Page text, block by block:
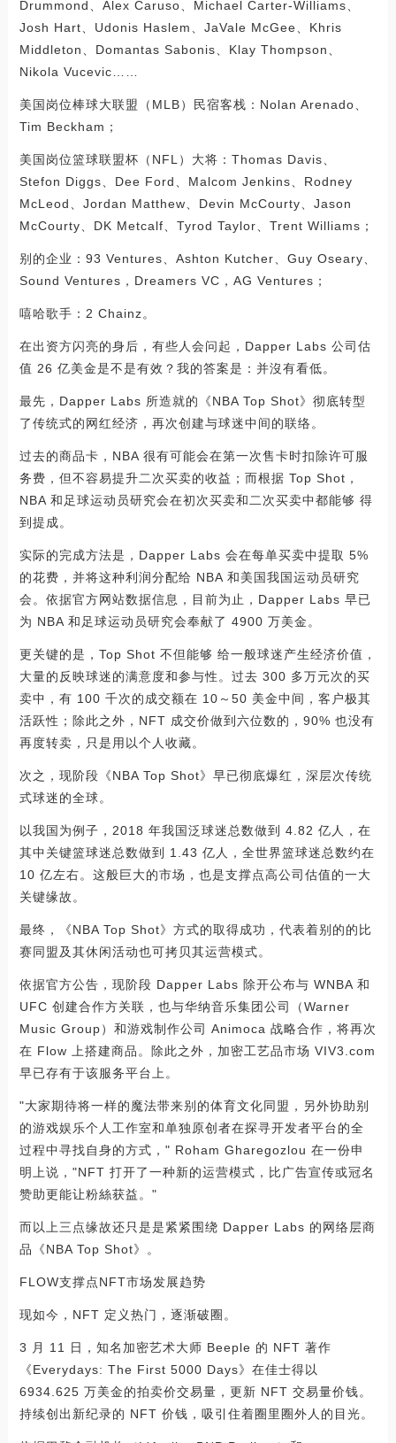
Drummond、Alex Caruso、Michael Carter-Williams、
Josh Hart、Udonis Haslem、JaVale McGee、Khris
Middleton、Domantas Sabonis、Klay Thompson、
Nikola Vucevic……
美国岗位棒球大联盟（MLB）民宿客栈：Nolan Arenado、
Tim Beckham；
美国岗位篮球联盟杯（NFL）大将：Thomas Davis、
Stefon Diggs、Dee Ford、Malcom Jenkins、Rodney
McLeod、Jordan Matthew、Devin McCourty、Jason
McCourty、DK Metcalf、Tyrod Taylor、Trent Williams；
别的企业：93 Ventures、Ashton Kutcher、Guy Oseary、
Sound Ventures，Dreamers VC，AG Ventures；
嘻哈歌手：2 Chainz。
在出资方闪亮的身后，有些人会问起，Dapper Labs 公司估
值 26 亿美金是不是有效？我的答案是：并沒有看低。
最先，Dapper Labs 所造就的《NBA Top Shot》彻底转型
了传统式的网红经济，再次创建与球迷中间的联络。
过去的商品卡，NBA 很有可能会在第一次售卡时扣除许可服
务费，但不容易提升二次买卖的收益；而根据 Top Shot，
NBA 和足球运动员研究会在初次买卖和二次买卖中都能够 得
到提成。
实际的完成方法是，Dapper Labs 会在每单买卖中提取 5%
的花费，并将这种利润分配给 NBA 和美国我国运动员研究
会。依据官方网站数据信息，目前为止，Dapper Labs 早已
为 NBA 和足球运动员研究会奉献了 4900 万美金。
更关键的是，Top Shot 不但能够 给一般球迷产生经济价值，
大量的反映球迷的满意度和参与性。过去 300 多万元次的买
卖中，有 100 千次的成交额在 10～50 美金中间，客户极其
活跃性；除此之外，NFT 成交价做到六位数的，90% 也没有
再度转卖，只是用以个人收藏。
次之，现阶段《NBA Top Shot》早已彻底爆红，深层次传统
式球迷的全球。
以我国为例子，2018 年我国泛球迷总数做到 4.82 亿人，在
其中关键篮球迷总数做到 1.43 亿人，全世界篮球迷总数约在
10 亿左右。这般巨大的市场，也是支撑点高公司估值的一大
关键缘故。
最终，《NBA Top Shot》方式的取得成功，代表着别的的比
赛同盟及其休闲活动也可拷贝其运营模式。
依据官方公告，现阶段 Dapper Labs 除开公布与 WNBA 和
UFC 创建合作方关联，也与华纳音乐集团公司（Warner
Music Group）和游戏制作公司 Animoca 战略合作，将再次
在 Flow 上搭建商品。除此之外，加密工艺品市场 VIV3.com
早已存有于该服务平台上。
"大家期待将一样的魔法带来别的体育文化同盟，另外协助别
的游戏娱乐个人工作室和单独原创者在探寻开发者平台的全
过程中寻找自身的方式，" Roham Gharegozlou 在一份申
明上说，"NFT 打开了一种新的运营模式，比广告宣传或冠名
赞助更能让粉絲获益。"
而以上三点缘故还只是是紧紧围绕 Dapper Labs 的网络层商
品《NBA Top Shot》。
FLOW支撑点NFT市场发展趋势
现如今，NFT 定义热门，逐渐破圈。
3 月 11 日，知名加密艺术大师 Beeple 的 NFT 著作
《Everydays: The First 5000 Days》在佳士得以
6934.625 万美金的拍卖价交易量，更新 NFT 交易量价钱。
持续创出新纪录的 NFT 价钱，吸引住着圈里圈外人的目光。